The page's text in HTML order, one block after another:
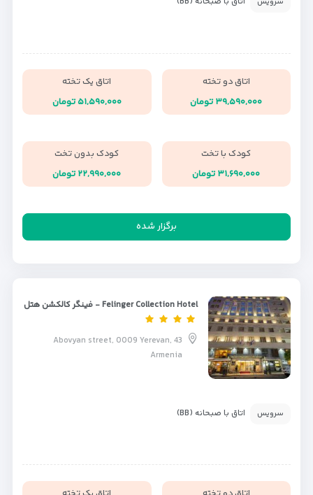
اتاق دو تخته
۳۹,۵۹۰,۰۰۰ تومان
اتاق یک تخته
۵۱,۵۹۰,۰۰۰ تومان
کودک با تخت
۳۱,۶۹۰,۰۰۰ تومان
کودک بدون تخت
۲۲,۹۹۰,۰۰۰ تومان
برگزار شده
Felinger Collection Hotel - فینگر کالکشن هتل
43 Abovyan street, 0009 Yerevan,
Armenia
سرویس اتاق با صبحانه (BB)